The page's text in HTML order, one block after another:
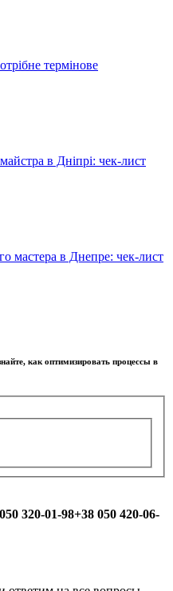
термінове
в Дніпрі: чек-лист
мастера в Днепре: чек-лист
как оптимизировать процессы в
320-01-98+38 050 420-06-